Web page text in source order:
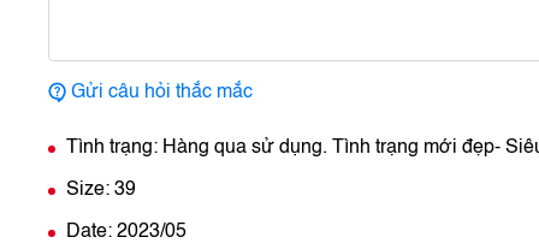
Gửi câu hỏi thắc mắc
Tình trạng: Hàng qua sử dụng. Tình trạng mới đẹp-
Size: 39
Date: 2023/05